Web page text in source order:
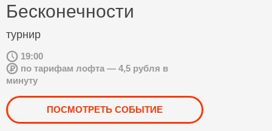
Бесконечности
турнир
19:00
по тарифам лофта — 4,5 рубля в
минуту
ПОСМОТРЕТЬ СОБЫТИЕ